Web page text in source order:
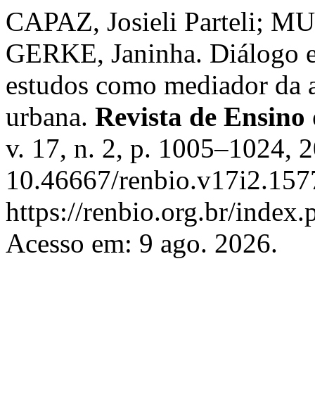
CAPAZ, Josieli Parteli;
GERKE, Janinha. Diálogo
estudos como mediador da
urbana. Revista de
v. 17, n. 2, p. 1005–1024,
10.46667/
https://renbio.org.br/
Acesso em: 9 ago. 2026.